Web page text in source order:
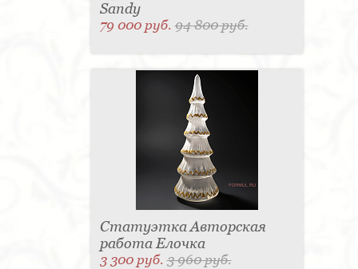
Sandy
79 000 руб.94 800 руб.
Статуэтка Авторская
работа Елочка
3 300 руб.3 960 руб.